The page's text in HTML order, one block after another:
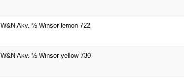
W&N Akv. ½ Winsor lemon 722
W&N Akv. ½ Winsor yellow 730